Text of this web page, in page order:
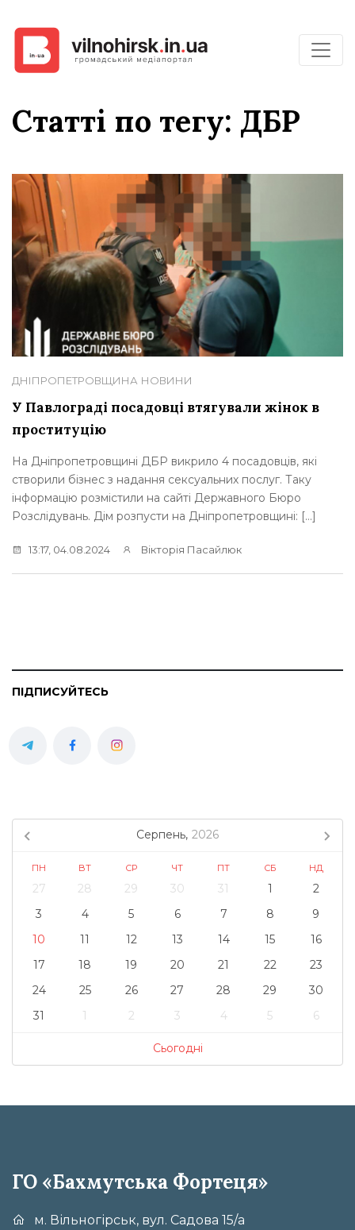
Статті по тегу: ДБР
ДНІПРОПЕТРОВЩИНА НОВИНИ
У Павлограді посадовці втягували жінок в
проституцію
На Дніпропетровщині ДБР викрило 4 посадовців, які
створили бізнес з надання сексуальних послуг. Таку
інформацію розмістили на сайті Державного Бюро
Розслідувань. Дім розпусти на Дніпропетровщині: […]
13:17, 04.08.2024 Вікторія Пасайлюк
ПІДПИСУЙТЕСЬ
Серпень, 2026
ПН ВТ СР ЧТ ПТ СБ НД
27 28 29 30 31 1
2
3
4 5 6 7 8
9
10
11 12 13 14 15
16
17
18 19 20 21 22
23
24
25 26 27 28 29
30
31
1 2 3 4 5 6
Сьогодні
ГО «Бахмутська Фортеця»
м. Вільногірськ, вул. Садова 15/а